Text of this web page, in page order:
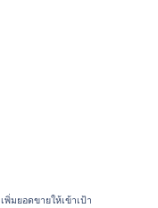
เพิ่มยอดขายให้เข้าเป้า